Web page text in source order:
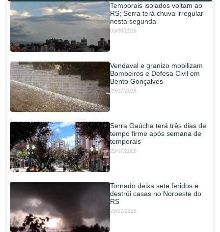
Temporais isolados voltam ao
RS; Serra terá chuva irregular
nesta segunda
03/08/2026
Vendaval e granizo mobilizam
Bombeiros e Defesa Civil em
Bento Gonçalves
29/07/2026
Serra Gaúcha terá três dias de
tempo firme após semana de
temporais
29/07/2026
Tornado deixa sete feridos e
destrói casas no Noroeste do
RS
29/07/2026